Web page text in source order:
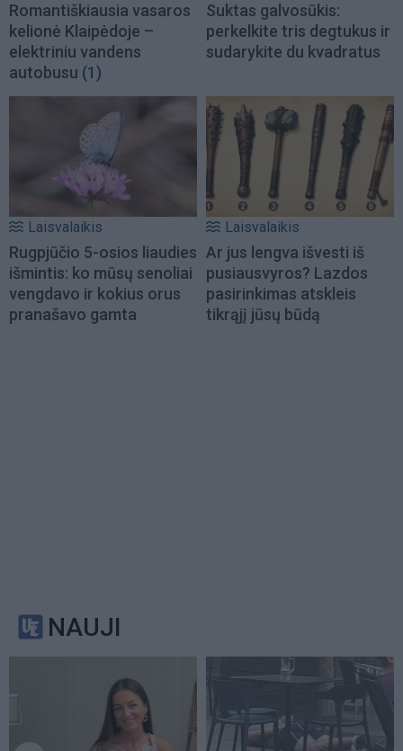
Romantiškiausia vasaros
kelionė Klaipėdoje –
elektriniu vandens
autobusu (1)
Suktas galvosūkis:
perkelkite tris degtukus ir
sudarykite du kvadratus
Laisvalaikis
Rugpjūčio 5-osios liaudies
išmintis: ko mūsų senoliai
vengdavo ir kokius orus
pranašavo gamta
Laisvalaikis
Ar jus lengva išvesti iš
pusiausvyros? Lazdos
pasirinkimas atskleis
tikrąjį jūsų būdą
NAUJI